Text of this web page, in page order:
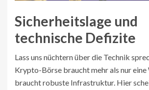
Sicherheitslage und
technische Defizite
Lass uns nüchtern über die Technik
Krypto-Börse braucht mehr als nur eine
braucht robuste Infrastruktur. Hier